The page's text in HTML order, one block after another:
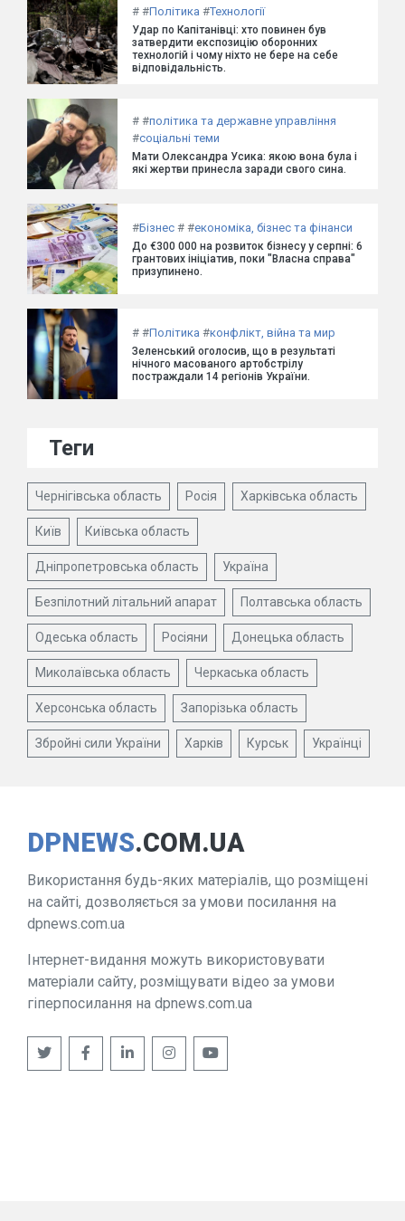
# #Політика #Технології
Удар по Капітанівці: хто повинен був
затвердити експозицію оборонних
технологій і чому ніхто не бере на себе
відповідальність.
# #політика та державне управління
#соціальні теми
Мати Олександра Усика: якою вона була і
які жертви принесла заради свого сина.
#Бізнес # #економіка, бізнес та фінанси
До €300 000 на розвиток бізнесу у серпні: 6
грантових ініціатив, поки "Власна справа"
призупинено.
# #Політика #конфлікт, війна та мир
Зеленський оголосив, що в результаті
нічного масованого артобстрілу
постраждали 14 регіонів України.
Теги
Чернігівська область Росія Харківська область
Київ Київська область
Дніпропетровська область Україна
Безпілотний літальний апарат Полтавська область
Одеська область Росіяни Донецька область
Миколаївська область Черкаська область
Херсонська область Запорізька область
Збройні сили України Харків Курськ Українці
DPNEWS.COM.UA
Використання будь-яких матеріалів, що розміщені
на сайті, дозволяється за умови посилання на
dpnews.com.ua
Інтернет-видання можуть використовувати
матеріали сайту, розміщувати відео за умови
гіперпосилання на dpnews.com.ua